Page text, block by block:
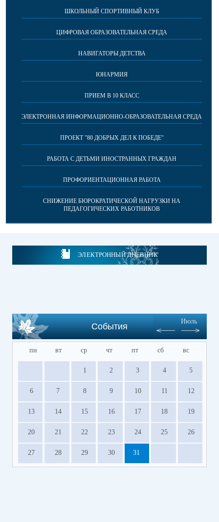
ШКОЛЬНЫЙ СПОРТИВНЫЙ КЛУБ
ЦИФРОВАЯ ОБРАЗОВАТЕЛЬНАЯ СРЕДА
НАВИГАТОРЫ ДЕТСТВА
ЮНАРМИЯ
ПРИЕМ В 10 КЛАСС
ЭЛЕКТРОННАЯ ИНФОРМАЦИОННО-ОБРАЗОВАТЕЛЬНАЯ СРЕДА
ПРОЕКТ "80 ДОБРЫХ ДЕЛ К ПОБЕДЕ"
РАБОТА С ДЕТЬМИ ИНОСТРАННЫХ ГРАЖДАН
ПРОФОРИЕНТАЦИОННАЯ РАБОТА
СНИЖЕНИЕ БЮРОКРАТИЧЕСКОЙ НАГРУЗКИ НА
ПЕДАГОГИЧЕСКИХ РАБОТНИКОВ
ЭЛЕКТРОННЫЙ ДНЕВНИК
События
Июль
пн вт ср чт пт сб вс
1 2 3 4 5
6 7 8 9 10 11 12
13 14 15 16 17 18 19
20 21 22 23 24 25 26
27 28 29 30 31